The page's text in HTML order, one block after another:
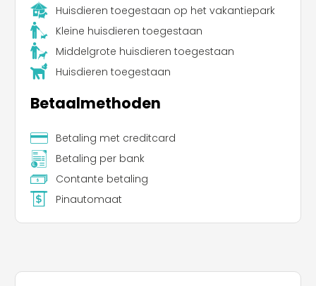
Huisdieren toegestaan op het vakantiepark
Kleine huisdieren toegestaan
Middelgrote huisdieren toegestaan
Huisdieren toegestaan
Betaalmethoden
Betaling met creditcard
Betaling per bank
Contante betaling
Pinautomaat